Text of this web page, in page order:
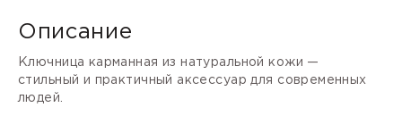
Описание
Ключница карманная из натуральной кожи —
стильный и практичный аксессуар для современных
людей.